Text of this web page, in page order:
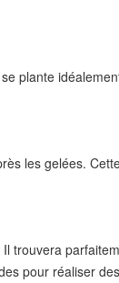
plante
les gelées.
trouvera
pour réaliser